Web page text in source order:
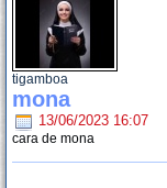
tigamboa
mona
13/06/2023 16:07
cara de mona